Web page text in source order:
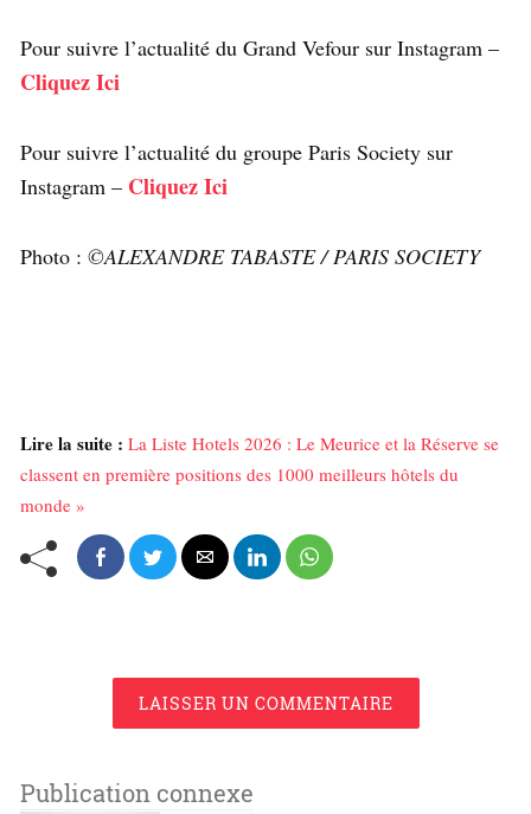
Pour suivre l’actualité du Grand Vefour sur Instagram –
Cliquez Ici
Pour suivre l’actualité du groupe Paris Society sur
Instagram – Cliquez Ici
Photo : ©ALEXANDRE TABASTE / PARIS SOCIETY
Lire la suite : La Liste Hotels 2026 : Le Meurice et la Réserve se
classent en première positions des 1000 meilleurs hôtels du
monde »
LAISSER UN COMMENTAIRE
Publication connexe